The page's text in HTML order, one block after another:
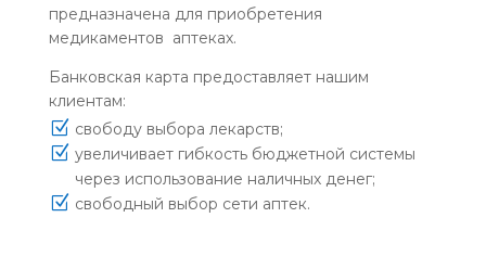
предназначена для приобретения
медикаментов аптеках.
Банковская карта предоставляет нашим
клиентам:
Z свободу выбора лекарств;
Z увеличивает гибкость бюджетной системы
через использование наличных денег;
Z свободный выбор сети аптек.